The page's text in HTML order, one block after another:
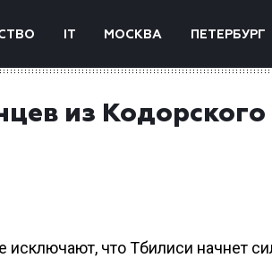
IT МОСКВА ПЕТЕРБУРГ
из Кодорского
исключают, что Тбилиси начнет